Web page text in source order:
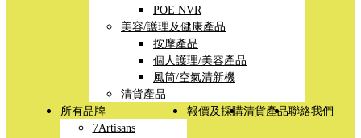
POE NVR
美容/護理及健康產品
按摩產品
個人護理/美容產品
風筒/空氣清新機
清貨產品
所有品牌
7Artisans
報價及採購清貨產品聯絡我們